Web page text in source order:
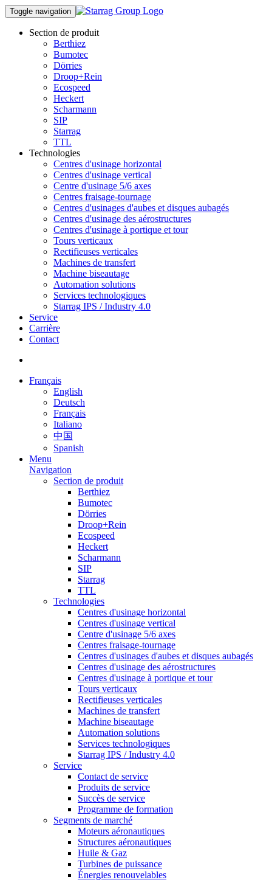
Toggle navigation
Section de produit
Berthiez
Bumotec
Dörries
Droop+Rein
Ecospeed
Heckert
Scharmann
SIP
Starrag
TTL
Technologies
Centres d'usinage horizontal
Centres d'usinage vertical
Centre d'usinage 5/6 axes
Centres fraisage-tournage
Centres d'usinages d'aubes et disques aubagés
Centres d'usinage des aérostructures
Centres d'usinage à portique et tour
Tours verticaux
Rectifieuses verticales
Machines de transfert
Machine biseautage
Automation solutions
Services technologiques
Starrag IPS / Industry 4.0
Service
Carrière
Contact
Français
English
Deutsch
Français
Italiano
中国
Spanish
Menu
Navigation
Section de produit
Berthiez
Bumotec
Dörries
Droop+Rein
Ecospeed
Heckert
Scharmann
SIP
Starrag
TTL
Technologies
Centres d'usinage horizontal
Centres d'usinage vertical
Centre d'usinage 5/6 axes
Centres fraisage-tournage
Centres d'usinages d'aubes et disques aubagés
Centres d'usinage des aérostructures
Centres d'usinage à portique et tour
Tours verticaux
Rectifieuses verticales
Machines de transfert
Machine biseautage
Automation solutions
Services technologiques
Starrag IPS / Industry 4.0
Service
Contact de service
Produits de service
Succès de service
Programme de formation
Segments de marché
Moteurs aéronautiques
Structures aéronautiques
Huile & Gaz
Turbines de puissance
Énergies renouvelables